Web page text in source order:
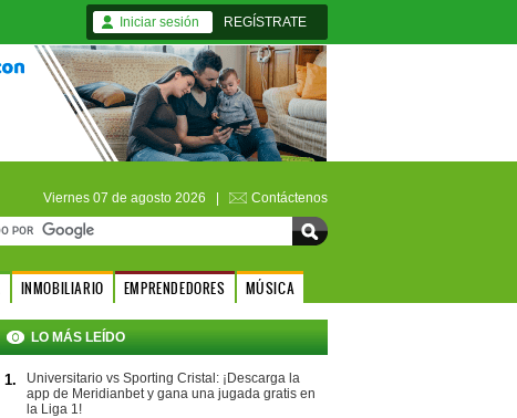
Iniciar sesión REGÍSTRATE
Viernes 07 de agosto 2026 | Contáctenos
INMOBILIARIO EMPRENDEDORES MÚSICA
LO MÁS LEÍDO
1.
Universitario vs Sporting Cristal: ¡Descarga la
app de Meridianbet y gana una jugada gratis en
la Liga 1!